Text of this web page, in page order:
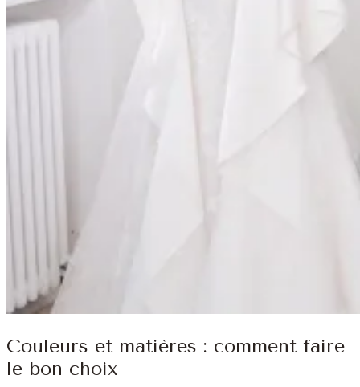
Couleurs et matières : comment faire
le bon choix